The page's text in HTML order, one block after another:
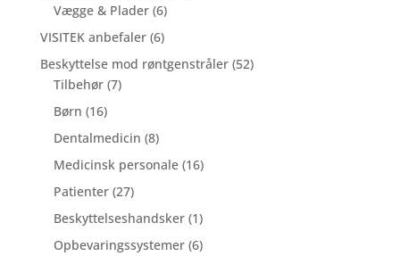
Vægge & Plader 66
varer
VISITEK anbefaler 66
varer
Beskyttelse mod røntgenstråler 5252
Tilbehør 77
Børn 1616
varer
Dentalmedicin 88
varer
Medicinsk personale 1616
Patienter 2727
varer
Beskyttelseshandsker 11
vare
Opbevaringssystemer 66